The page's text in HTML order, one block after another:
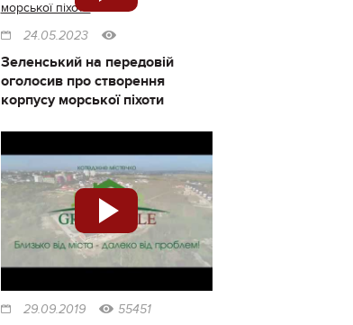
24.05.2023
Зеленський на передовій
оголосив про створення
корпусу морської піхоти
29.09.2019 55451